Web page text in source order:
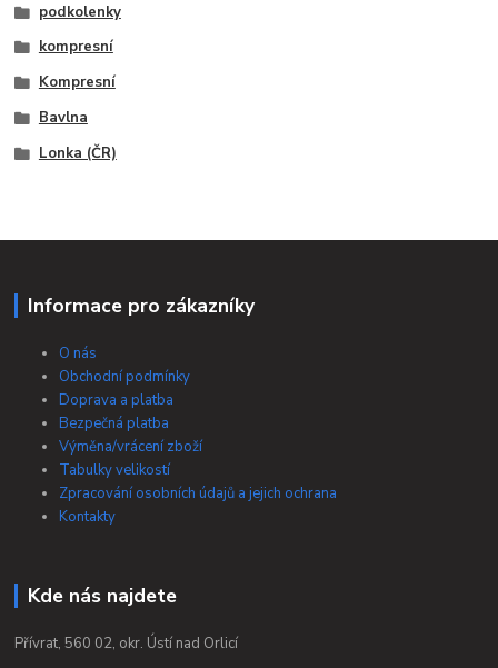
podkolenky
kompresní
Kompresní
Bavlna
Lonka (ČR)
Informace pro zákazníky
O nás
Obchodní podmínky
Doprava a platba
Bezpečná platba
Výměna/vrácení zboží
Tabulky velikostí
Zpracování osobních údajů a jejich ochrana
Kontakty
Kde nás najdete
Přívrat, 560 02, okr. Ústí nad Orlicí